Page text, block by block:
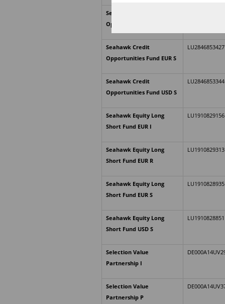
Seahawk Credit
Opportunities Fund EUR R
Seahawk Credit
Opportunities Fund EUR S
LU2846853427
Seahawk Credit
Opportunities Fund USD S
LU2846853344
Seahawk Equity Long
Short Fund EUR I
LU1910829156
Seahawk Equity Long
Short Fund EUR R
LU1910829313
Seahawk Equity Long
Short Fund EUR S
LU1910828935
Seahawk Equity Long
Short Fund USD S
LU1910828851
Selection Value
Partnership I
Selection Value
Partnership P